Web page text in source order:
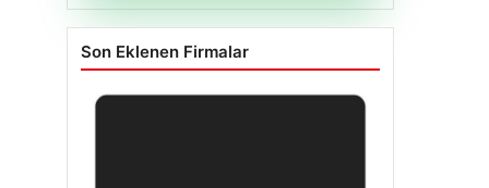
Son Eklenen Firmalar